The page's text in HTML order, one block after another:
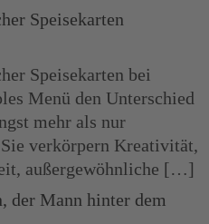
Speisekarten
Speisekarten bei
Menü den Unterschied
mehr als nur
verkörpern Kreativität,
außergewöhnliche […]
der Mann hinter dem